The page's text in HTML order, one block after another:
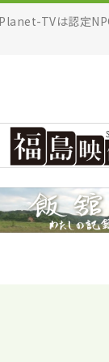
TVは認定